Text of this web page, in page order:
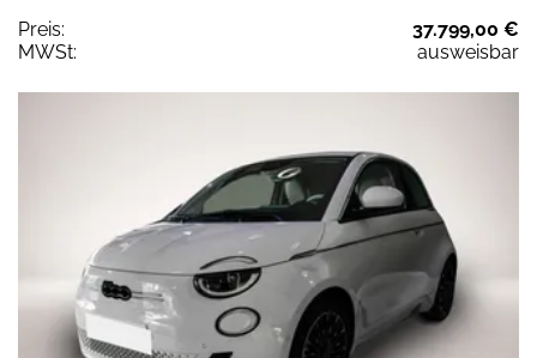
Preis:
37.799,00 €
MWSt:
ausweisbar